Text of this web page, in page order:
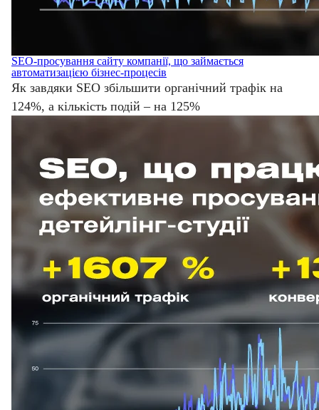
SEO-просування сайту компанії, що займається
автоматизацією бізнес-процесів
Як завдяки SEO збільшити органічний трафік на
124%, а кількість подій – на 125%